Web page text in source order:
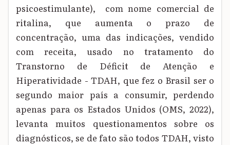
psicoestimulante), com nome comercial de
ritalina, que aumenta o prazo de
concentração, uma das indicações, vendido
com receita, usado no tratamento do
Transtorno de Déficit de Atenção e
Hiperatividade - TDAH, que fez o Brasil ser o
segundo maior país a consumir, perdendo
apenas para os Estados Unidos (OMS, 2022),
levanta muitos questionamentos sobre os
diagnósticos, se de fato são todos TDAH,visto